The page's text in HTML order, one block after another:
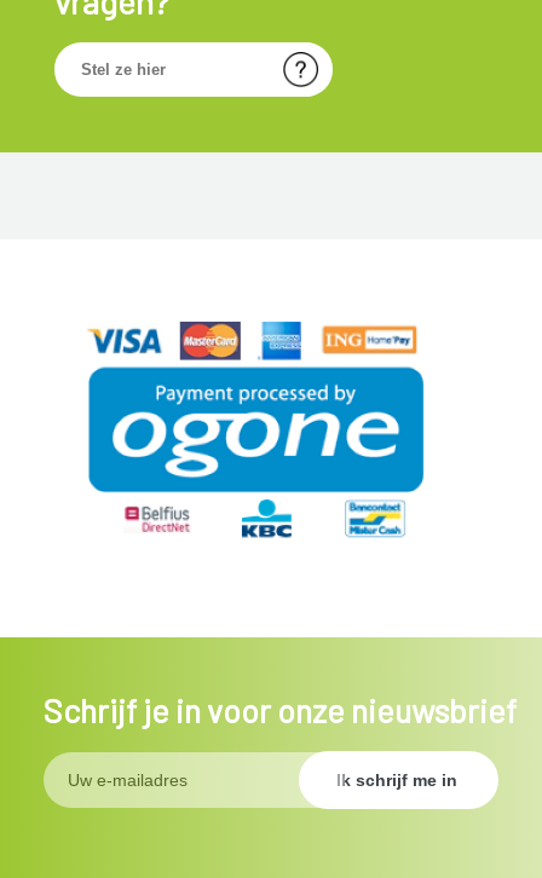
Schrijf je in voor onze nieuwsbrief